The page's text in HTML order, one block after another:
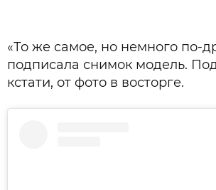
«То же самое, но немного по-
подписала снимок модель.
кстати, от фото в восторге.